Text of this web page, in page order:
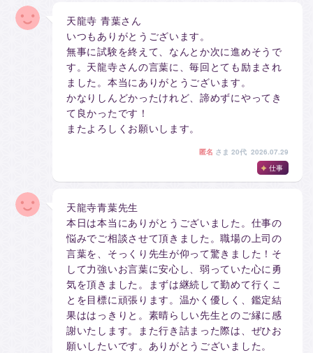
天龍寺 青葉さん
いつもありがとうございます。
無事に試験を終えて、なんとか次に進めそうで
す。天龍寺さんの言葉に、毎回とても励まされ
ました。本当にありがとうございます。
かなりしんどかったけれど、諦めずにやってき
て良かったです！
またよろしくお願いします。
匿名 さま 20代 2026.07.29
仕事
天龍寺青葉先生
本日は本当にありがとうございました。仕事の
悩みでご相談させて頂きました。職場の上司の
言葉を、そっくり先生が仰って驚きました！そ
して力強いお言葉に安心し、弱っていた心に勇
気を頂きました。まずは継続して勤めて行くこ
とを目標に頑張ります。温かく優しく、鑑定結
果ははっきりと。素晴らしい先生とのご縁に感
謝いたします。また行き詰まった際は、ぜひお
願いしたいです。ありがとうございました。